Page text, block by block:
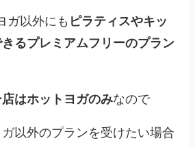
ガ以外にも ピラティスやキッ
るプレミアムフリーのプラン
はホットヨガのみなので
以外のプランを受けたい場合